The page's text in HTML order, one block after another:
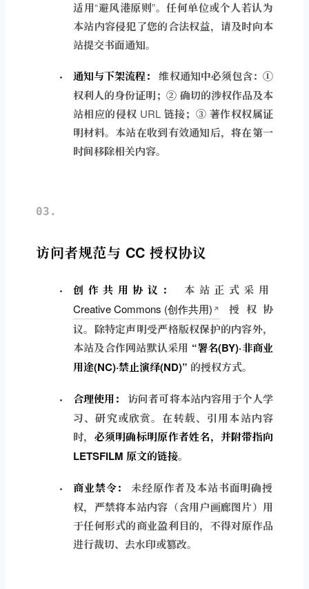
适用“避风港原则”。任何单位或个人若认为
本站内容侵犯了您的合法权益，请及时向本
站提交书面通知。
通知与下架流程：
维权通知中必须包含：①
权利人的身份证明；② 确切的涉权作品及本
站相应的侵权 URL 链接；③ 著作权权属证
明材料。本站在收到有效通知后，将在第一
时间移除相关内容。
03.
访问者规范与 CC 授权协议
创作共用协议：
本站正式采用
Creative Commons (创作共用)
授权协
议。除特定声明受严格版权保护的内容外，
本站及合作网站默认采用 “署名(BY)·非商业
用途(NC)·禁止演绎(ND)” 的授权方式。
合理使用：
访问者可将本站内容用于个人学
习、研究或欣赏。在转载、引用本站内容
时， 必须明确标明原作者姓名，并附带指向
LETSFILM 原文的链接。
商业禁令：
未经原作者及本站书面明确授
权，严禁将本站内容（含用户画廊图片）用
于任何形式的商业盈利目的，不得对原作品
进行裁切、去水印或篡改。